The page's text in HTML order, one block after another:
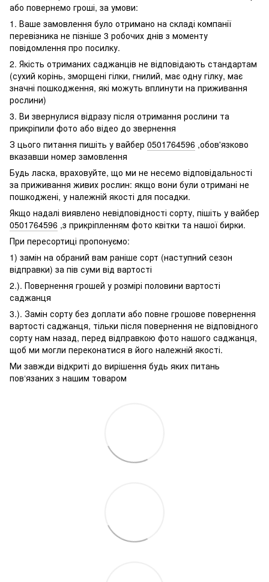
або повернемо гроші, за умови:
1. Ваше замовлення було отримано на складі компанії
перевізника не пізніше 3 робочих днів з моменту
повідомлення про посилку.
2. Якість отриманих саджанців не відповідають стандартам
(сухий корінь, зморщені гілки, гнилий, має одну гілку, має
значні пошкодження, які можуть вплинути на приживання
рослини)
3. Ви звернулися відразу після отримання рослини та
прикріпили фото або відео до звернення
З цього питання пишіть у вайбер 0501764596 ,обов'язково
вказавши номер замовлення
Будь ласка, враховуйте, що ми не несемо відповідальності
за приживання живих рослин: якщо вони були отримані не
пошкоджені, у належній якості для посадки.
Якщо надалі виявлено невідповідності сорту, пішіть у вайбер
0501764596 ,з прикріпленням фото квітки та нашої бирки.
При пересортиці пропонуємо:
1) замін на обраний вам раніше сорт (наступний сезон
відправки) за пів суми від вартості
2.). Повернення грошей у розмірі половини вартості
саджанця
3.). Замін сорту без доплати або повне грошове повернення
вартості саджанця, тільки після повернення не відповідного
сорту нам назад, перед відправкою фото нашого саджанця,
щоб ми могли переконатися в його належній якості.
Ми завжди відкриті до вирішення будь яких питань
пов‘язаних з нашим товаром